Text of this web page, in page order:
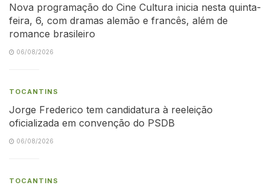
Nova programação do Cine Cultura inicia nesta quinta-
feira, 6, com dramas alemão e francês, além de
romance brasileiro
06/08/2026
TOCANTINS
Jorge Frederico tem candidatura à reeleição
oficializada em convenção do PSDB
06/08/2026
TOCANTINS